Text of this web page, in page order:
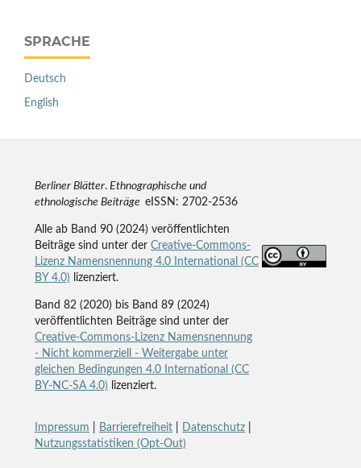
SPRACHE
Deutsch
English
Berliner Blätter.Ethnographische und
ethnologische Beiträge eISSN: 2702-2536
Alle ab Band 90 (2024) veröffentlichten
Beiträge sind unter der Creative-Commons-
Lizenz Namensnennung 4.0 International (CC
BY 4.0) lizenziert.
Band 82 (2020) bis Band 89 (2024)
veröffentlichten Beiträge sind unter der
Creative-Commons-Lizenz Namensnennung
- Nicht kommerziell - Weitergabe unter
gleichen Bedingungen 4.0 International (CC
BY-NC-SA 4.0) lizenziert.
Impressum Barrierefreiheit| Datenschutz|
Nutzungsstatistiken (Opt-Out)